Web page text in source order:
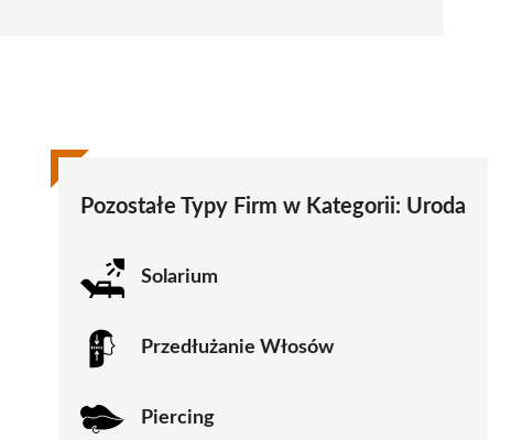
Pozostałe Typy Firm w Kategorii: Uroda
Solarium
Przedłużanie Włosów
Piercing